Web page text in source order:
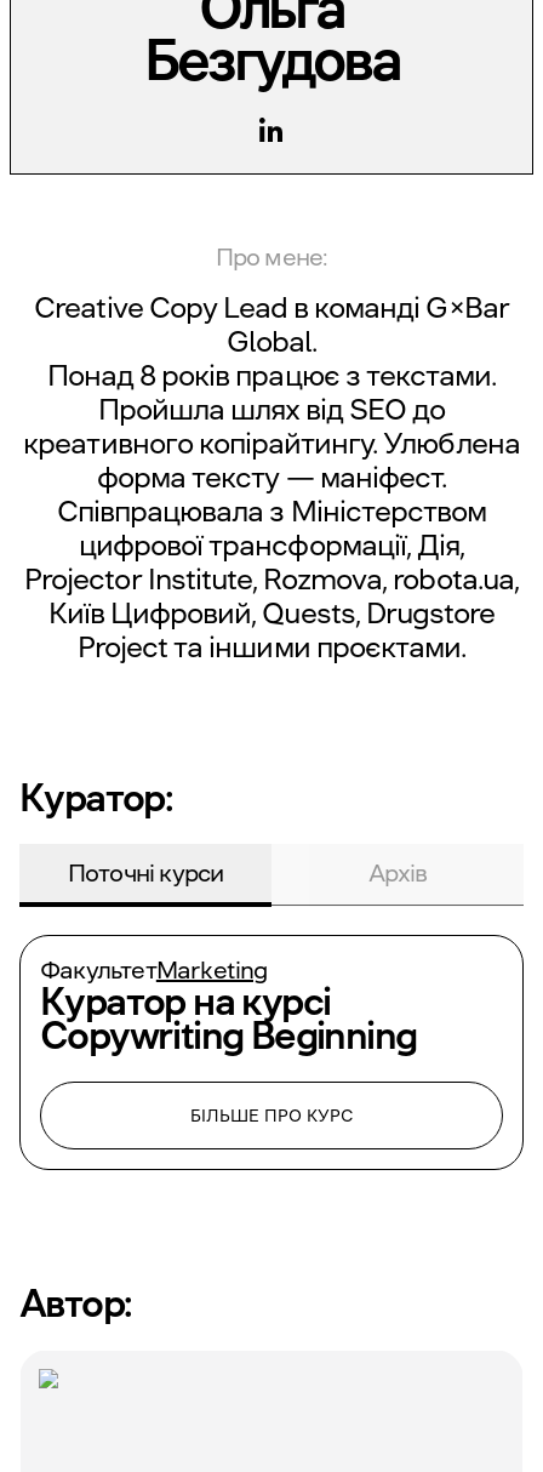
Безгудова
Про мене:
Creative Copy Lead в команді G×Bar
Global.
Понад 8 років працює з текстами.
Пройшла шлях від SEO до
креативного копірайтингу. Улюблена
форма тексту — маніфест.
Співпрацювала з Міністерством
цифрової трансформації, Дія,
Projector Institute, Rozmova, robota.ua,
Київ Цифровий, Quests, Drugstore
Project та іншими проєктами.
Куратор:
Поточні курси Архів
ФакультетMarketing
Куратор на курсі
Copywriting Beginning
БІЛЬШЕ ПРО КУРС
Автор: